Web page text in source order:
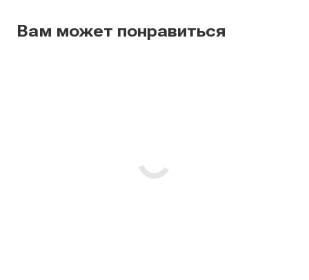
Вам может понравиться